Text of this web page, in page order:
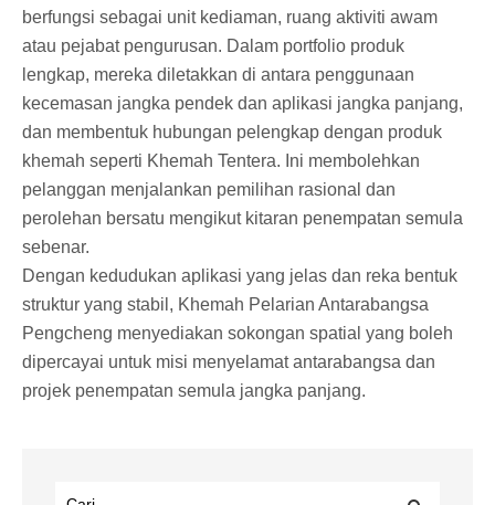
berfungsi sebagai unit kediaman, ruang aktiviti awam
atau pejabat pengurusan. Dalam portfolio produk
lengkap, mereka diletakkan di antara penggunaan
kecemasan jangka pendek dan aplikasi jangka panjang,
dan membentuk hubungan pelengkap dengan produk
khemah seperti Khemah Tentera. Ini membolehkan
pelanggan menjalankan pemilihan rasional dan
perolehan bersatu mengikut kitaran penempatan semula
sebenar.
Dengan kedudukan aplikasi yang jelas dan reka bentuk
struktur yang stabil, Khemah Pelarian Antarabangsa
Pengcheng menyediakan sokongan spatial yang boleh
dipercayai untuk misi menyelamat antarabangsa dan
projek penempatan semula jangka panjang.